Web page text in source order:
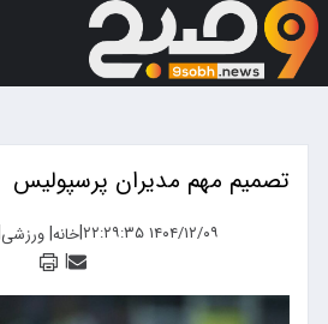
تصمیم مهم مدیران پرسپولیس
۱۴۰۴/۱۲/۰۹ ۲۲:۲۹:۳۵ |خانه|ورزشی
|